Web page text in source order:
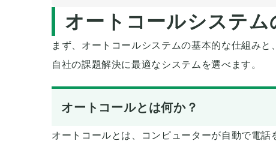
オートコールシステム
まず、オートコールシステムの基本的な仕組み
自社の課題解決に最適なシステムを選べます。
オートコールとは何か？
オートコールとは、コンピューターが自動で電